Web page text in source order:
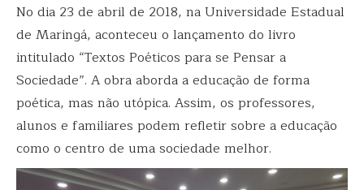
No dia 23 de abril de 2018, na Universidade Estadual
de Maringá, aconteceu o lançamento do livro
intitulado “Textos Poéticos para se Pensar a
Sociedade”. A obra aborda a educação de forma
poética, mas não utópica. Assim, os professores,
alunos e familiares podem refletir sobre a educação
como o centro de uma sociedade melhor.